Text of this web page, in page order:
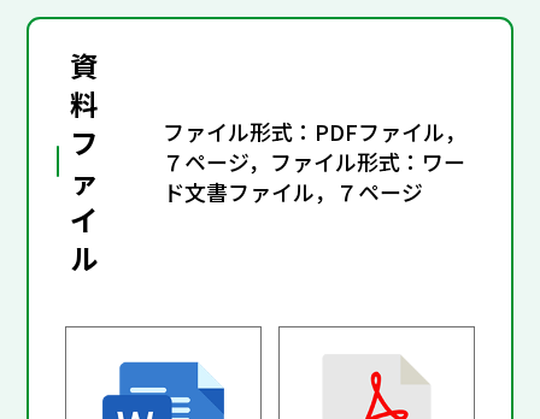
資
料
フ
ァ
イ
ル
ファイル形式：PDFファイル，
７ページ，ファイル形式：ワー
ド文書ファイル，７ページ